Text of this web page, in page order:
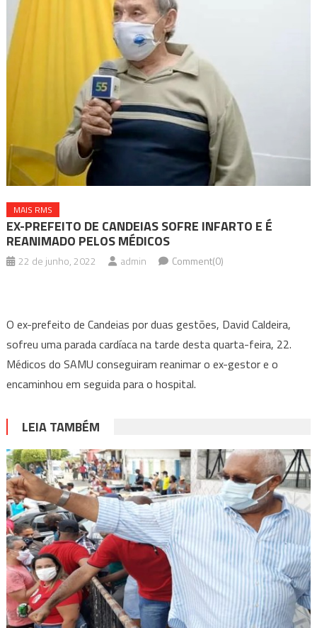
MAIS RMS
EX-PREFEITO DE CANDEIAS SOFRE INFARTO E É
REANIMADO PELOS MÉDICOS
22 de junho, 2022 admin Comment(0)
O ex-prefeito de Candeias por duas gestões, David Caldeira,
sofreu uma parada cardíaca na tarde desta quarta-feira, 22.
Médicos do SAMU conseguiram reanimar o ex-gestor e o
encaminhou em seguida para o hospital.
LEIA TAMBÉM